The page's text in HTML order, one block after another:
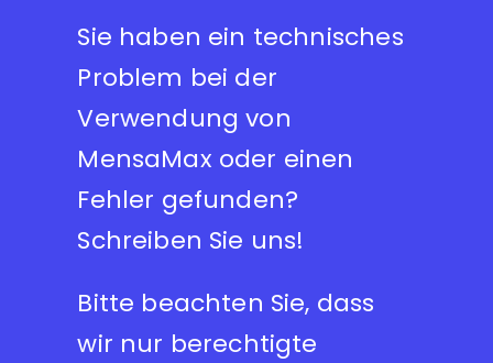
Sie haben ein technisches
Problem bei der
Verwendung von
MensaMax oder einen
Fehler gefunden?
Schreiben Sie uns!
Bitte beachten Sie, dass
wir nur berechtigte